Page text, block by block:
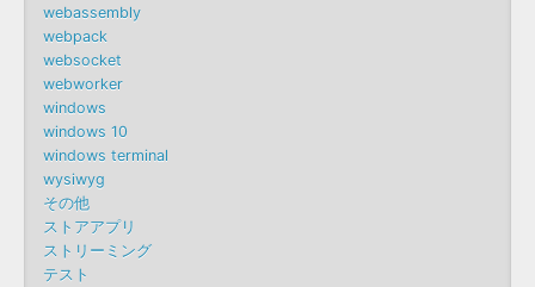
webassembly
webpack
websocket
webworker
windows
windows 10
windows terminal
wysiwyg
その他
ストアアプリ
ストリーミング
テスト